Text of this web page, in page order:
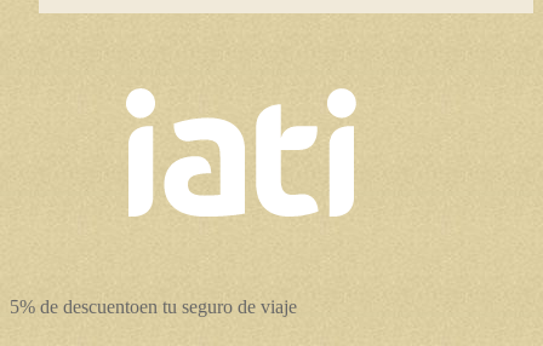
5% de descuentoen tu seguro de viaje